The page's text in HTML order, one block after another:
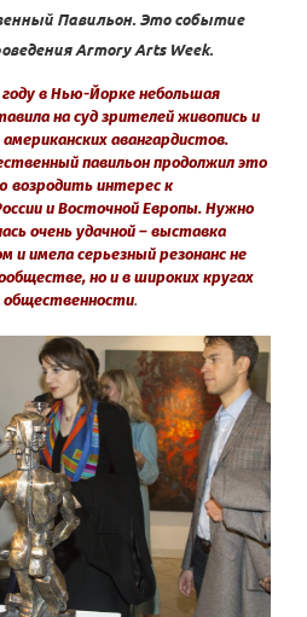
Павильон. Это событие
Armory Arts Week.
году в Нью-Йорке небольшая
на суд зрителей живопись и
авангардистов.
павильон продолжил это
возродить интерес к
и Восточной Европы. Нужно
очень удачной – выставка
и имела серьезный резонанс не
но и в широких кругах
общественности.